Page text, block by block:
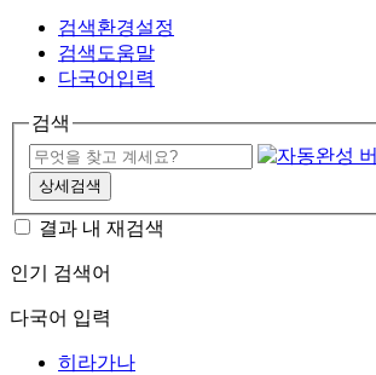
검색환경설정
검색도움말
다국어입력
검색
상세검색
결과 내 재검색
인기 검색어
다국어 입력
히라가나